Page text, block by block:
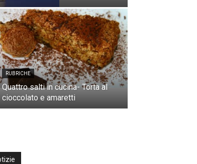
RUBRICHE
Quattro salti in cucina- Torta al
cioccolato e amaretti